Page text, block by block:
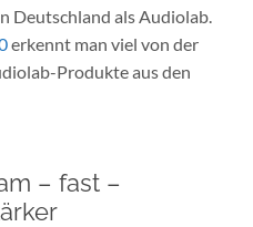
Deutschland als Audiolab.
erkennt man viel von der
Produkte aus den
– fast –